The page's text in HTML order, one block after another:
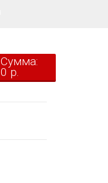
Сумма:
0 р.